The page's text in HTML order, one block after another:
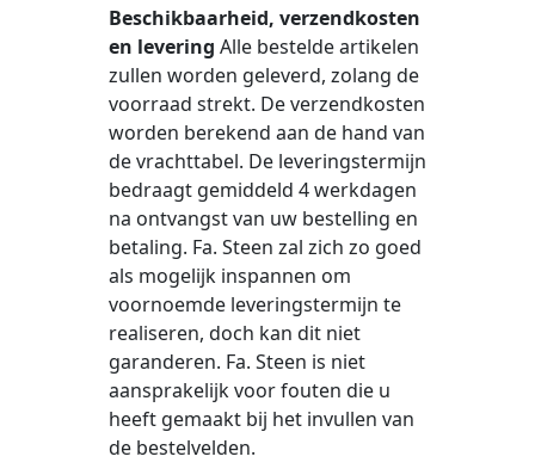
Beschikbaarheid, verzendkosten
en levering Alle bestelde artikelen
zullen worden geleverd, zolang de
voorraad strekt. De verzendkosten
worden berekend aan de hand van
de vrachttabel. De leveringstermijn
bedraagt gemiddeld 4 werkdagen
na ontvangst van uw bestelling en
betaling. Fa. Steen zal zich zo goed
als mogelijk inspannen om
voornoemde leveringstermijn te
realiseren, doch kan dit niet
garanderen. Fa. Steen is niet
aansprakelijk voor fouten die u
heeft gemaakt bij het invullen van
de bestelvelden.